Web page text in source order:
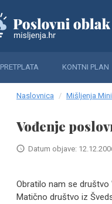
PRETPLATA KONTNI PLAN
Naslovnica Mišljenja
Vođenje
Datum objave:
Obratilo nam se društvo
Matično društvo iz